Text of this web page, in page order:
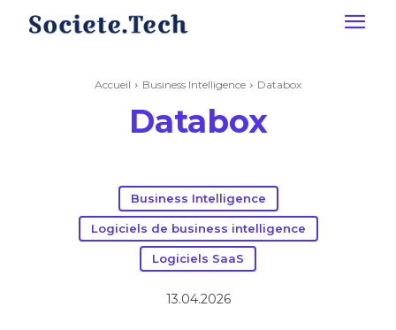
Accueil Business Intelligence Databox
Databox
Business Intelligence
Logiciels de business intelligence
Logiciels SaaS
13.04.2026